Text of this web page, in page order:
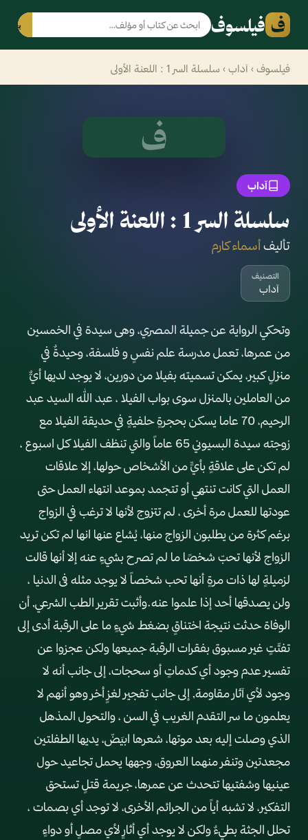
ف فيلسوف بحث
فيلسوف › آداب › سلسلة السر 1 : اللعنة الأولى
ف
آداب
سلسلة السر 1 : اللعنة الأولى
تأليفأسماء كارم
التصنيف
آداب
وتحكي الرواية عن جميلة المصري، وهى سيدة في الخمسين
من عمرها، تعمل مدرسة علم نفسٍ و فلسفة، وحيدةٌ في
منزلٍ كبير، يمكن تسميته بفيلا من دورين، لا يوجد لديها أيٌّ
من العاملين بالمنزل سوى بواب الفيلا ، عبد الله السيد عبد
الرحيم، 70 عاما يسكن بحجرةٍ حلفيةٍ في حديقة الفيلا مع
زوجته سيدة البسيوني 65 عاماً والتي تنظف الفيلا كل اسبوع ،
لم تكن على علاقةٍ بأيٍّ من الأشخاص حولها، إلا علاقات
العمل التي كانت تنتهي أو تتجمد بموعد انتهاء العمل حتى
عودتها للعمل مرة أخرى ، لم تتزوج لأنها لا ترغب في الزواج
برغم كثرة من يطلبون الزواج منها، يُشاع عنها انها لم تكن تريد
الزواج لأنها تحبّ شخصًا ما لم تصرح بشيءٍ عنه إلا أنها قالت
لزميلةٍ لها ذات مرةٍ أنها تحب شخصاً لا يوجد مثله فى الدنيا ،
ولن يصدقها أحد إذا علموا عنه.وأثبت تقرير الطب الشرعي, أن
الوفاة حدثت نتيجة اختناقٍ بضغط شيءٍ ما على الرقبة أدى إلى
تفتّتٍ غير مسبوق بفقرات الرقبة جميعها ولكن عجزوا عن
تفسير عدم وجود أي كدماتٍ أو سحجات، إلى جانب أنه لا
وجود لأي آثار مقاومة, إلى جانب تفجير لغزٍ أخر وهو أنهم لا
يعلمون ما سر التقدم الغريب في السن ، والتحول المذهل
الذي وصلت إليه بعد موتها، شعرها ابيَضّ، يديها الطفلتين
مجعدتين وتنفر منهما العروق، وجهها يحمل تجاعيد حول
عينيها وشفتيها تتحدث عن عمرها، جريمة قتلٍ تستحق
التفكير، لا تشبه أياً من الجرائم الأخرى، لا توجد أي بصمات ،
تحلل الجثة بطيءٌ ولكن لا يوجد أي أثارٍ لأي مصلٍ أو دواءٍ